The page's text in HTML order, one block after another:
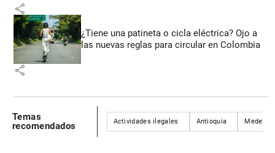
share
¿Tiene una patineta o cicla eléctrica? Ojo a
las nuevas reglas para circular en Colombia
share
Temas
recomendados
Actividades ilegales Antioquia Medellín